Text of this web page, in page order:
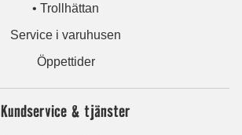
• Trollhättan
Service i varuhusen
Öppettider
Kundservice & tjänster